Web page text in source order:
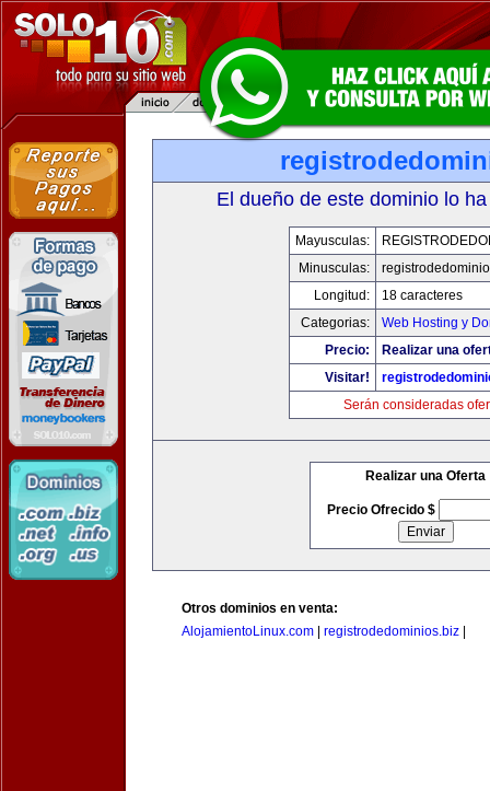
El dueño de este dominio lo
Mayusculas:
Minusculas:
Longitud:
18 caracteres
Categorias:
Web Hosting y
Precio:
Realizar una
Visitar!
Serán consideradas
Realizar una Oferta
Precio Ofrecido $
Otros dominios en venta:
AlojamientoLinux.com
registrodedominios.biz